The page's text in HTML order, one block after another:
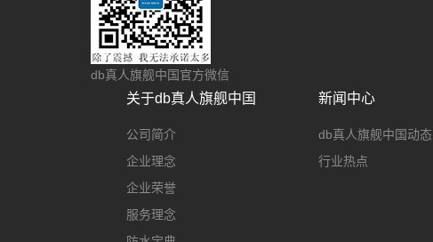
db真人旗舰中国官方微信
关于db真人旗舰中国
公司简介
企业理念
企业荣誉
服务理念
新闻中心
db真人旗舰中国动态
行业热点